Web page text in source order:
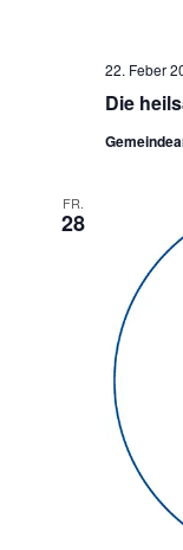
Die
22. Feber
FR.
28